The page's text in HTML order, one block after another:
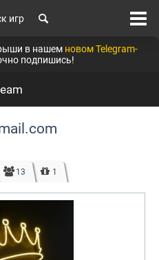
игр
в нашем новом Telegram-
подпишись!
13 1